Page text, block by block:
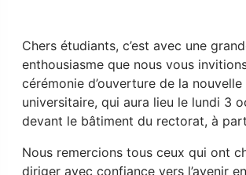
Chers étudiants, c’est avec une
enthousiasme que nous vous
cérémonie d’ouverture de la nouvelle
universitaire, qui aura lieu le lundi 3
devant le bâtiment du rectorat, à
Nous remercions tous ceux qui ont
diriger avec confiance vers l’avenir